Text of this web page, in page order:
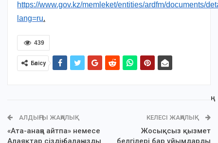
https://www.gov.kz/memleket/entities/ardfm/documents/
lang=ru.
439
Бөлісу
АЛДЫҢҒЫ ЖАҢАЛЫҚ
«Ата-анаңа айтпа» немесе
Алаяқтар сіздің балаңызды
КЕЛЕСІ ЖАҢАЛЫҚ
Жосықсыз қызмет
белгілері бар ұйымдардың